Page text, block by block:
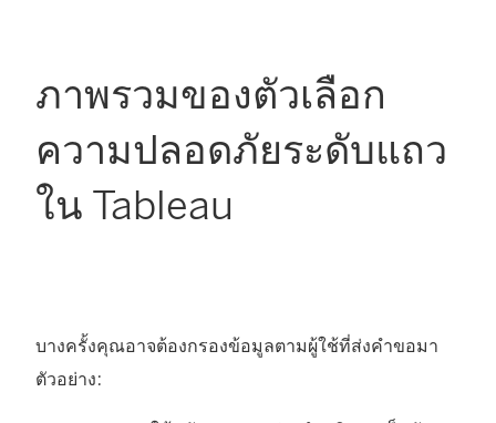
ภาพรวมของตัวเลือก
ความปลอดภัยระดับแถว
ใน Tableau
บางครั้งคุณอาจต้องกรองข้อมูลตามผู้ใช้ที่ส่งคำขอมา
ตัวอย่าง: